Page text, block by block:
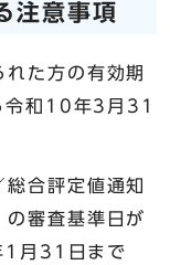
注意事項
た方の有効期
令和10年3月31
合評定値通知
の審査基準日が
1月31日まで